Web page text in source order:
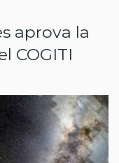
aprova la
COGITI